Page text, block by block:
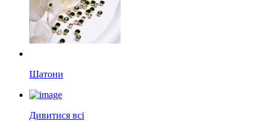
Шатони
Дивитися всі